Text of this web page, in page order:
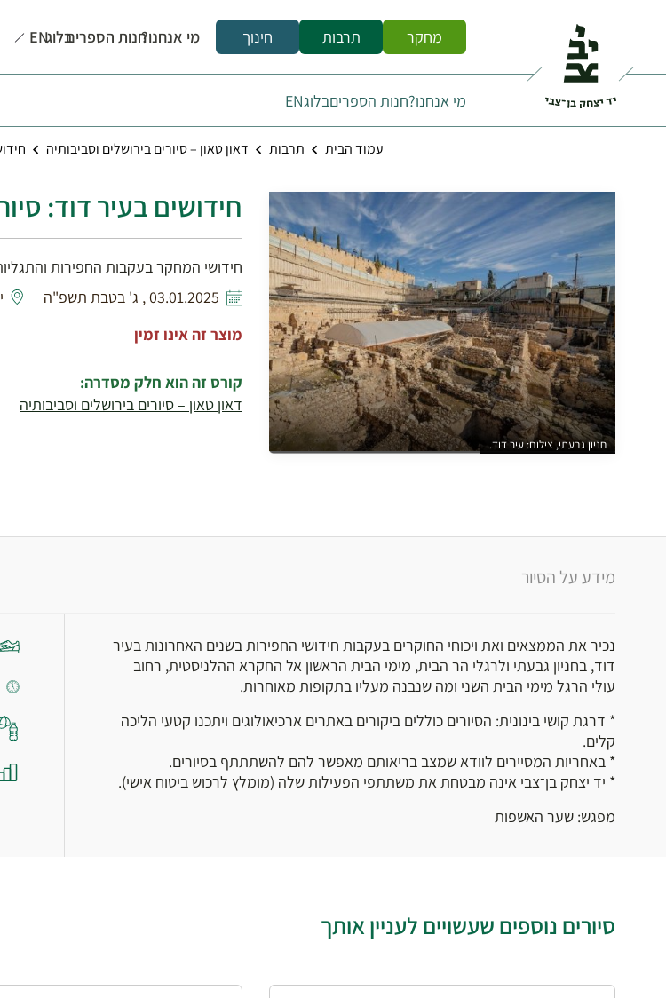
מחקר תרבות חינוך מי אנחנו?חנות הספריםבלוגEN
מי אנחנו?חנות הספריםבלוגEN
עמוד הבית תרבות דאון טאון – סיורים בירושלים וסביבותיה
חניון גבעתי, צילום: עיר דוד.
חידושים בעיר דוד:
חידושי המחקר בעקבות החפירות
03.01.2025 , ג' בטבת תשפ"ה
מוצר זה אינו זמין
קורס זה הוא חלק מסדרה:
דאון טאון – סיורים בירושלים וסביבותיה
מידע על הסיור
נכיר את הממצאים ואת ויכוחי החוקרים בעקבות חידושי החפירות בשנים האחרונות בעיר
דוד, בחניון גבעתי ולרגלי הר הבית, מימי הבית הראשון אל החקרא ההלניסטית, רחוב
עולי הרגל מימי הבית השני ומה שנבנה מעליו בתקופות מאוחרות.
* דרגת קושי בינונית: הסיורים כוללים ביקורים באתרים ארכיאולוגים ויתכנו קטעי הליכה
קלים.
* באחריות המסיירים לוודא שמצב בריאותם מאפשר להם להשתתתף בסיורים.
* יד יצחק בן־צבי אינה מבטחת את משתתפי הפעילות שלה (מומלץ לרכוש ביטוח אישי).
מפגש: שער האשפות
סיורים נוספים שעשויים לעניין אותך